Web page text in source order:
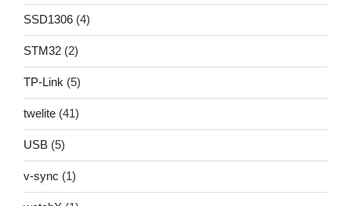
SSD1306 (4)
STM32 (2)
TP-Link (5)
twelite (41)
USB (5)
v-sync (1)